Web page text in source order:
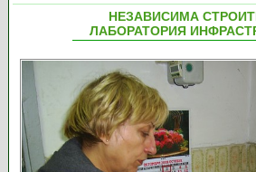
НЕЗАВИСИМА
ЛАБОРАТОРИЯ